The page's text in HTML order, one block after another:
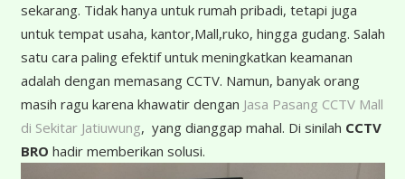
sekarang. Tidak hanya untuk rumah pribadi, tetapi juga
untuk tempat usaha, kantor,Mall,ruko, hingga gudang. Salah
satu cara paling efektif untuk meningkatkan keamanan
adalah dengan memasang CCTV. Namun, banyak orang
masih ragu karena khawatir dengan Jasa Pasang CCTV Mall
di Sekitar Jatiuwung, yang dianggap mahal. Di sinilah CCTV
BRO hadir memberikan solusi.